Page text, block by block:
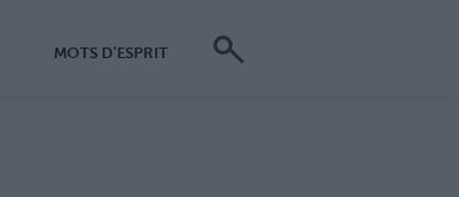
MOTS D'ESPRIT